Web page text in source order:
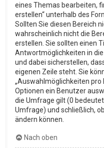
eines Themas bearbeiten,
erstellen“ unterhalb des
Sollten Sie diesen Bereich
wahrscheinlich nicht die
erstellen. Sie sollten einen
Antwortmöglichkeiten in
und dabei sicherstellen,
eigenen Zeile steht. Sie
„Auswahlmöglichkeiten
Optionen ein Benutzer
die Umfrage gilt (0
Umfrage) und schließlich,
ändern können.
Nach oben